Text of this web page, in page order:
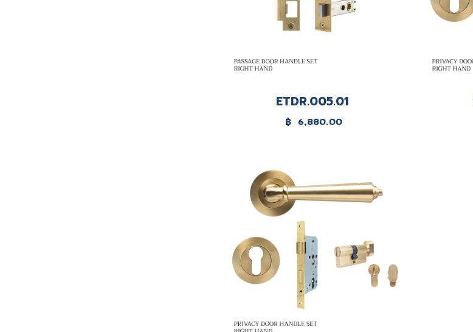
ETDR.005.01
฿ 6,880.00